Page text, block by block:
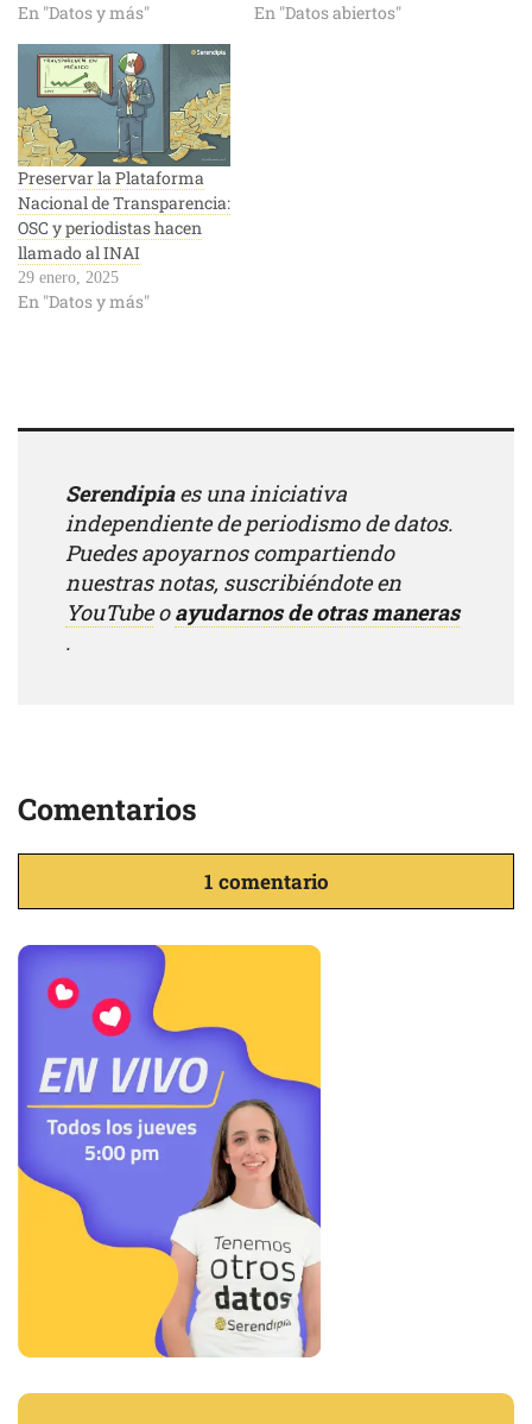
En "Datos y más" En "Datos abiertos"
Preservar la Plataforma
Nacional de Transparencia:
OSC y periodistas hacen
llamado al INAI
29 enero, 2025
En "Datos y más"
Serendipiaes una iniciativa
independiente de periodismo de datos.
Puedes apoyarnos compartiendo
nuestras notas, suscribiéndote en
YouTubeoayudarnos de otras maneras
.
Comentarios
1 comentario